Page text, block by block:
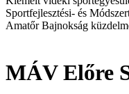
Sportfejlesztési- és
Amatőr Bajnokság
MÁV Előre